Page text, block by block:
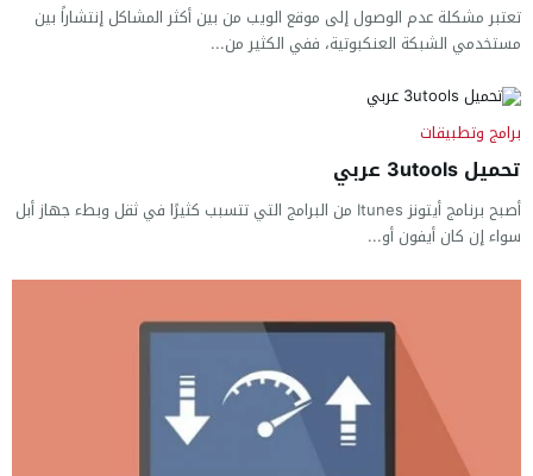
تعتبر مشكلة عدم الوصول إلى موقع الويب من بين أكثر المشاكل إنتشاراً بين
مستخدمي الشبكة العنكبوتية، ففي الكثير من...
برامج وتطبيقات
تحميل 3utools عربي
أصبح برنامج أيتونز Itunes من البرامج التي تتسبب كثيرًا في ثقل وبطء جهاز أبل
سواء إن كان أيفون أو...